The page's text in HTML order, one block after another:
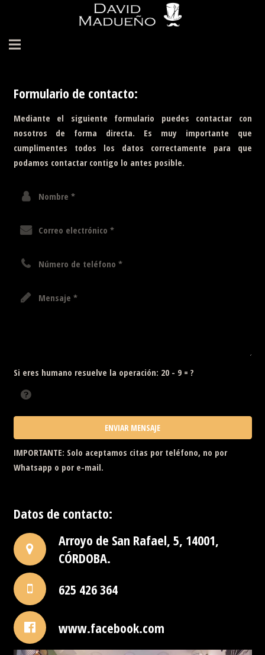
El Peluquero
Cortes Personalizados
Productos
Contacto
Formulario de contacto:
Mediante el siguiente formulario puedes contactar con
nosotros de forma directa. Es muy importante que
cumplimentes todos los datos correctamente para que
podamos contactar contigo lo antes posible.
Si eres humano resuelve la operación: 20 - 9 = ?
ENVIAR MENSAJE
IMPORTANTE: Solo aceptamos citas por teléfono, no por
Whatsapp o por e-mail.
Datos de contacto:
Arroyo de San Rafael, 5, 14001,
CÓRDOBA.
625 426 364
www.facebook.com